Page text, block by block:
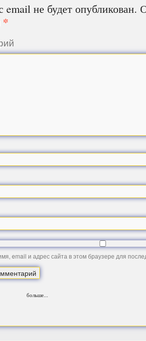
не будет опубликован.
*
email и адрес сайта в этом браузере для
больше...